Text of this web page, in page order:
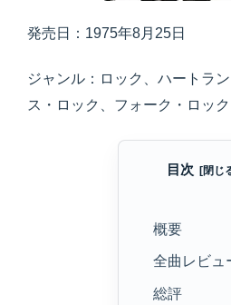
発売日：1975年8月25日
ジャンル：ロック、ハートラ
ス・ロック、フォーク・ロッ
目次
概要
全曲レビュ
総評